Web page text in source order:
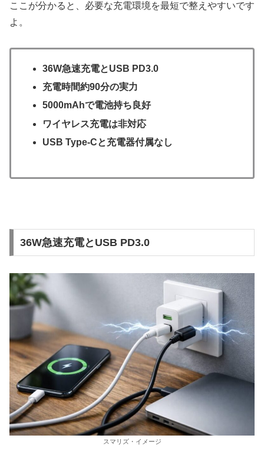
ここが分かると、必要な充電環境を最短で整えやすいです
よ。
36W急速充電とUSB PD3.0
充電時間約90分の実力
5000mAhで電池持ち良好
ワイヤレス充電は非対応
USB Type-Cと充電器付属なし
36W急速充電とUSB PD3.0
スマリズ・イメージ